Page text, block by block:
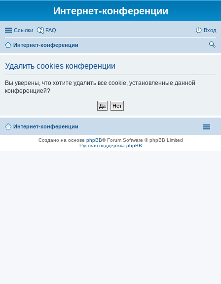
Интернет-конференции
Ссылки FAQ Вход
Интернет-конференции
Удалить cookies конференции
Вы уверены, что хотите удалить все cookie, установленные данной
конференцией?
Интернет-конференции
Создано на основе phpBB® Forum Software © phpBB Limited
Русская поддержка phpBB